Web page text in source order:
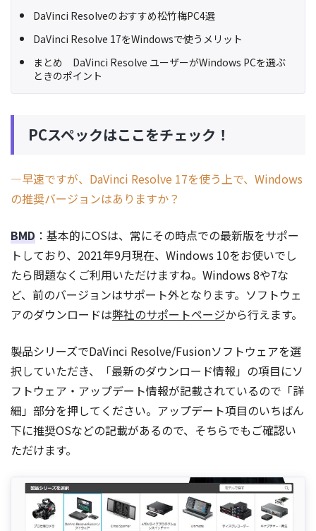
DaVinci Resolveのおすすめ松竹梅PC4選
DaVinci Resolve 17をWindowsで使うメリット
まとめ DaVinci Resolve ユーザーがWindows PCを選ぶ
ときのポイント
PCスペックはここをチェック！
―早速ですが、DaVinci Resolve 17を使う上で、Windows
の推奨バージョンはありますか？
BMD ：基本的にOSは、常にその時点での最新版をサポー
トしており、2021年9月現在、Windows 10をお使いでし
たら問題なくご利用いただけますね。Windows 8や7な
ど、前のバージョンはサポート外となります。ソフトウェ
アのダウンロードは弊社のサポートページから行えます。
製品シリーズでDaVinci Resolve/Fusionソフトウェアを選
択していただき、「最新のダウンロード情報」の項目にソ
フトウェア・アップデート情報が記載されているので「詳
細」部分を押してください。アップデート項目のいちばん
下に推奨OSなどの記載があるので、そちらでもご確認い
ただけます。